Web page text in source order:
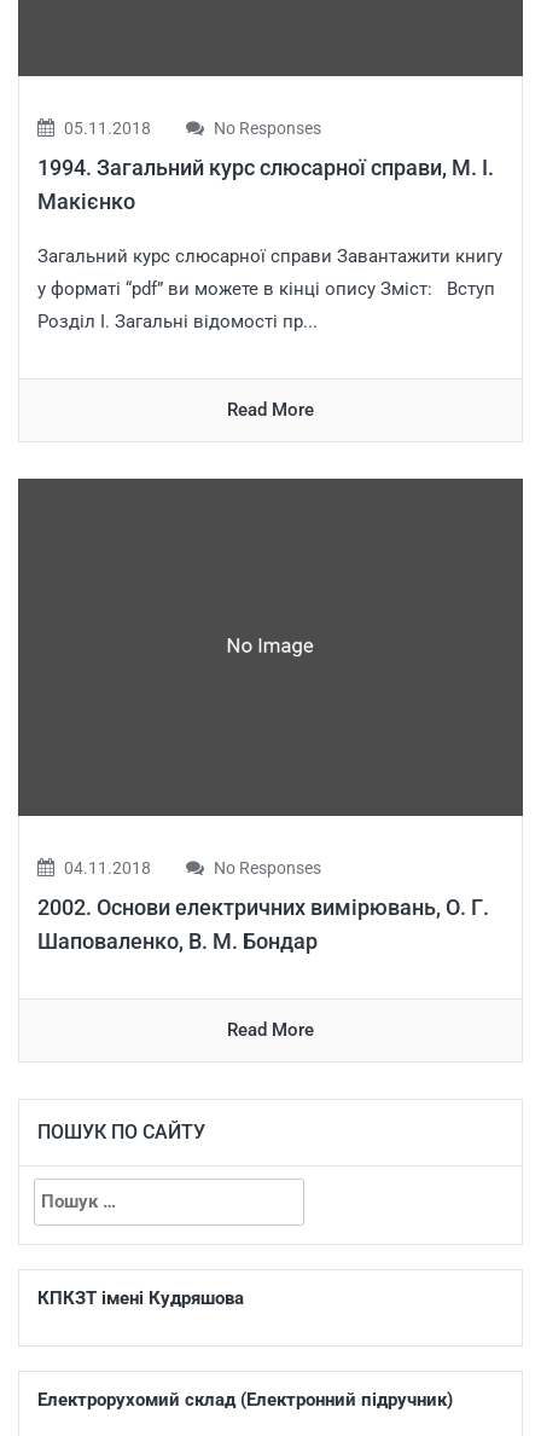
05.11.2018 No Responses
1994. Загальний курс слюсарної справи, М. І.
Макієнко
Загальний курс слюсарної справи Завантажити книгу
у форматі “pdf” ви можете в кінці опису Зміст: Вступ
Розділ І. Загальні відомості пр...
Read More
04.11.2018 No Responses
2002. Основи електричних вимірювань, О. Г.
Шаповаленко, В. М. Бондар
Read More
ПОШУК ПО САЙТУ
КПКЗТ імені Кудряшова
Електрорухомий склад (Електронний підручник)